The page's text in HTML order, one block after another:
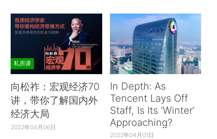
私房课
向松祚：宏观经济70
讲，带你了解国内外
经济大局
2022年04月06日
In Depth: As
Tencent Lays Off
Staff, Is Its ‘Winter’
Approaching?
2022年04月01日